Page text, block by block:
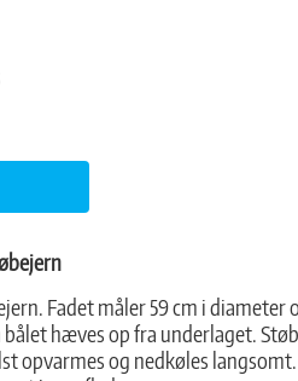
Fadet måler 59 cm i diameter
hæves op fra underlaget.
opvarmes og nedkøles langsomt.